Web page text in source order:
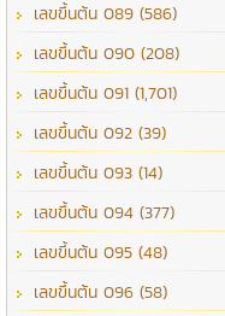
เลขขึ้นต้น 089 (586)
เลขขึ้นต้น 090 (208)
เลขขึ้นต้น 091 (1,701)
เลขขึ้นต้น 092 (39)
เลขขึ้นต้น 093 (14)
เลขขึ้นต้น 094 (377)
เลขขึ้นต้น 095 (48)
เลขขึ้นต้น 096 (58)